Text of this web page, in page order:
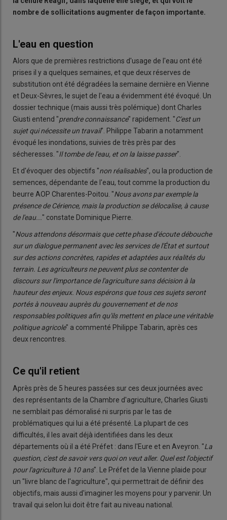
nombre de sollicitations augmenter de façon importante.
L'eau en question
Alors que de premières restrictions d'usage de l'eau ont été
prises il y a quelques semaines, et que deux réserves de
substitution ont été dégradées la semaine dernière en Vienne
et Deux-Sèvres, le sujet de l'eau a évidemment été évoqué. Un
dossier technique (mais aussi très polémique) dont Charles
Giusti entend "prendre connaissance" rapidement. "C'est un
sujet qui nécessite un travail". Philippe Tabarin a notamment
évoqué les inondations, suivies de très près par des
sécheresses. "Il tombe de l'eau, et on la laisse passer".
Et d'évoquer des objectifs "non réalisables", ou la production de
semences, dépendante de l'eau, tout comme la production du
beurre AOP Charentes-Poitou. "Nous avons par exemple la
présence de Cérience, mais la production se délocalise, à cause
de l'eau..." constate Dominique Pierre.
"Nous attendons désormais que cette phase d'écoute débouche
sur un dialogue permanent avec les services de l'État et surtout
sur des actions concrètes, rapides et adaptées aux réalités du
terrain. Les agriculteurs ne peuvent plus se contenter de
discours sur l'importance de l'agriculture sans décision à la
hauteur des enjeux. Nous espérons que tous ces sujets seront
portés à nouveau auprès du gouvernement et de nos
responsables politiques afin qu'ils mettent en place une véritable
politique agricole" a commenté Philippe Tabarin, après ces
deux rencontres.
Ce qu'il retient
Après près de 5 heures passées sur ces deux journées avec
des représentants de la Chambre d'agriculture, Charles Giusti
ne semblait pas démoralisé ni surpris par le tas de
problématiques qui lui a été présenté. La plupart de ces
difficultés, il les avait déjà identifiées dans les deux
départements où il a été Préfet : dans l'Eure et en Aveyron. "La
question, c'est de savoir vers quoi on veut aller. Quel est l'objectif
pour l'agriculture à 10 ans". Le Préfet de la Vienne plaide pour
un "livre blanc de l'agriculture", qui permettrait de définir des
objectifs, mais aussi d'imaginer les moyens pour y parvenir. Un
travail qui selon lui doit être fait au niveau national.